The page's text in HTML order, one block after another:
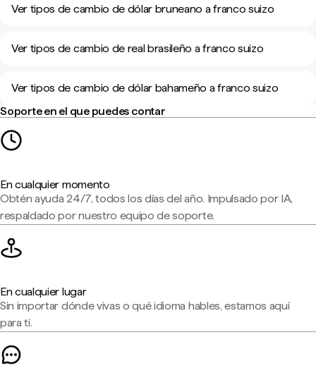
Ver tipos de cambio de dólar bruneano a franco suizo
Ver tipos de cambio de real brasileño a franco suizo
Ver tipos de cambio de dólar bahameño a franco suizo
Soporte en el que puedes contar
En cualquier momento
Obtén ayuda 24/7, todos los días del año. Impulsado por IA,
respaldado por nuestro equipo de soporte.
En cualquier lugar
Sin importar dónde vivas o qué idioma hables, estamos aquí
para ti.